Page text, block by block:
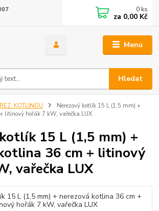
Menu
Hledat
0 ks
za 0,00 Kč
KOTLINOU
Nerezový kotlík 15 L (1,5 mm) +
litinový hořák 7 kW, vařečka LUX
15 L (1,5 mm) +
36 cm + litinový
vařečka LUX